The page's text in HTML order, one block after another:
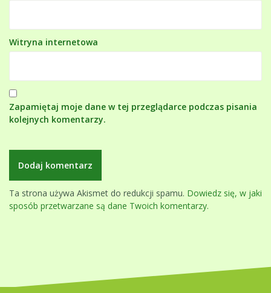
Witryna internetowa
Zapamiętaj moje dane w tej przeglądarce podczas pisania
kolejnych komentarzy.
Ta strona używa Akismet do redukcji spamu. Dowiedz się, w jaki
sposób przetwarzane są dane Twoich komentarzy.